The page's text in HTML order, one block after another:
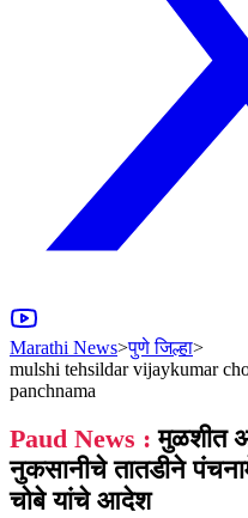
Marathi News>पुणे जिल्हा>
mulshi tehsildar vijaykumar
panchnama
Paud News : मुळशीत
नुकसानीचे तातडीने
चोबे यांचे आदेश